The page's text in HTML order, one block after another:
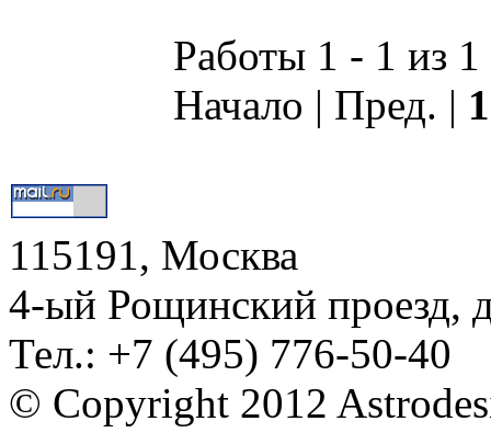
Работы 1 - 1 из 1
Начало | Пред. | 1
115191, Москва
4-ый Рощинский проезд,
Тел.: +7 (495) 776-50-40
© Copyright 2012